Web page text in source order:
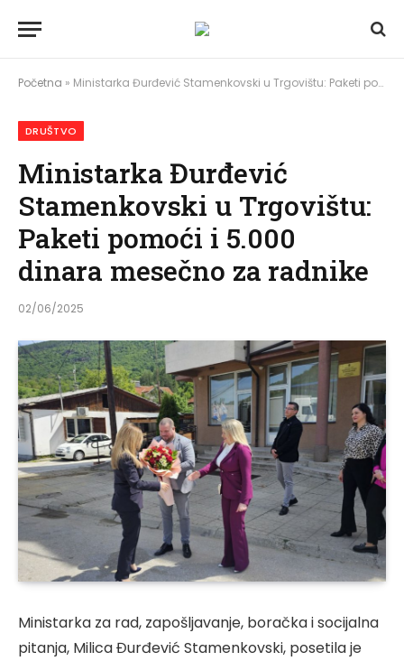
Početna » Ministarka Đurđević Stamenkovski u Trgovištu: Paketi pomoći i 5.000 dinara mesečno za radnike
DRUŠTVO
Ministarka Đurđević
Stamenkovski u Trgovištu:
Paketi pomoći i 5.000
dinara mesečno za radnike
02/06/2025
Ministarka za rad, zapošljavanje, boračka i socijalna
pitanja, Milica Đurđević Stamenkovski, posetila je